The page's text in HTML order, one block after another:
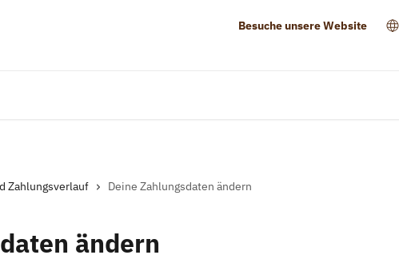
Besuche unsere Website
Zahlungsverlauf Deine Zahlungsdaten ändern
ändern